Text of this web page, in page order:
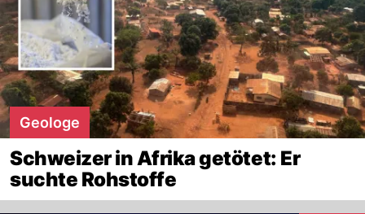
Geologe
Schweizer in Afrika getötet: Er
suchte Rohstoffe